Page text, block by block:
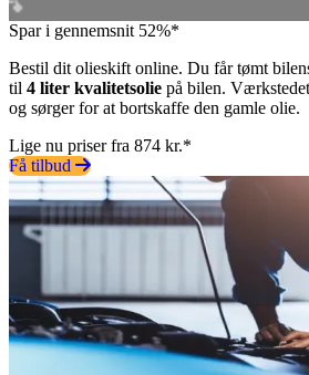
Spar i gennemsnit 52%*
Bestil dit olieskift online. Du får tømt
til 4 liter kvalitetsolie på bilen.
og sørger for at bortskaffe den gamle olie.
Lige nu priser fra 874 kr.*
Få tilbud